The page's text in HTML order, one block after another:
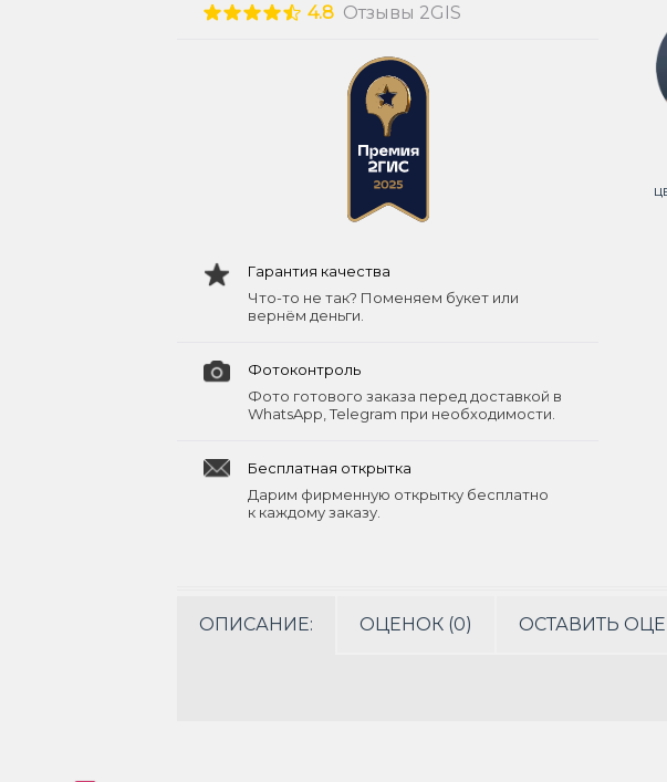
4.8 Отзывы 2GIS
Гарантия качества
Что-то не так? Поменяем букет или
вернём деньги.
Фотоконтроль
Фото готового заказа перед доставкой в
WhatsApp, Telegram при необходимости.
Бесплатная открытка
Дарим фирменную открытку бесплатно
к каждому заказу.
ОПИСАНИЕ: ОЦЕНОК (0) ОСТАВИТЬ